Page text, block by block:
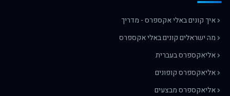
איך קונים באלי אקספרס - מדריך
מה ישראלים קונים באלי אקספרס
אליאקספרס בעברית
אליאקספרס קופונים
אליאקספרס מבצעים